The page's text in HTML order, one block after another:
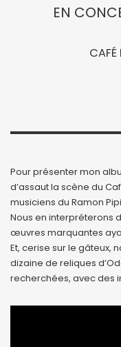
EN
CAFÉ
Pour présenter mon
d’assaut la scène du
musiciens du Ramon
Nous en interpréterons
œuvres marquantes
Et, cerise sur le gâteux,
dizaine de reliques
recherchées, avec des